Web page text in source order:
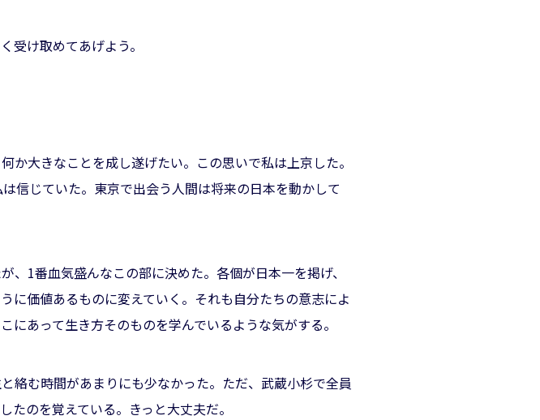
受け取めてあげよう。
大きなことを成し遂げたい。この思いで私は上京した。
信じていた。東京で出会う人間は将来の日本を動かして
1番血気盛んなこの部に決めた。各個が日本一を掲げ、
に価値あるものに変えていく。それも自分たちの意志によ
あって生き方そのものを学んでいるような気がする。
絡む時間があまりにも少なかった。ただ、武蔵小杉で全員
のを覚えている。きっと大丈夫だ。